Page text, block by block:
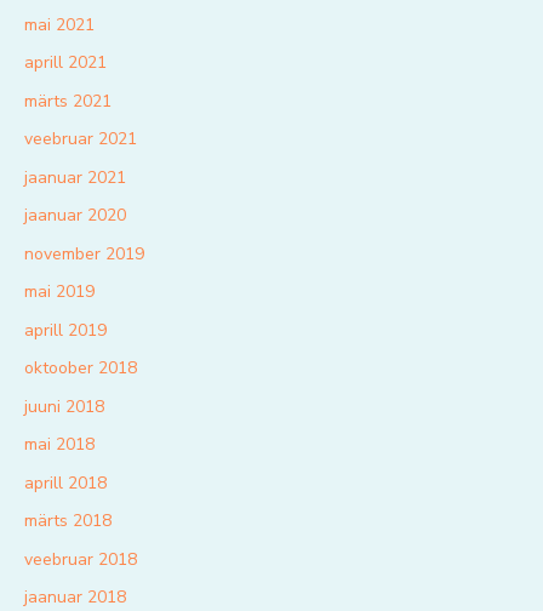
mai 2021
aprill 2021
märts 2021
veebruar 2021
jaanuar 2021
jaanuar 2020
november 2019
mai 2019
aprill 2019
oktoober 2018
juuni 2018
mai 2018
aprill 2018
märts 2018
veebruar 2018
jaanuar 2018